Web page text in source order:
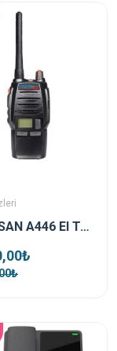
ASELSAN A446 El Telsizi (PMR) Pil Ve Şarj Dahil ( TEKLİ )